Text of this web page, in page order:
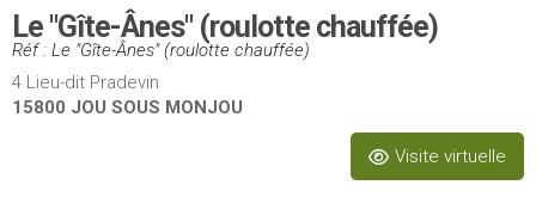
Le "Gîte-Ânes" (roulotte chauffée)
Réf : Le "Gîte-Ânes" (roulotte chauffée)
4 Lieu-dit Pradevin
15800 JOU SOUS MONJOU
Visite virtuelle